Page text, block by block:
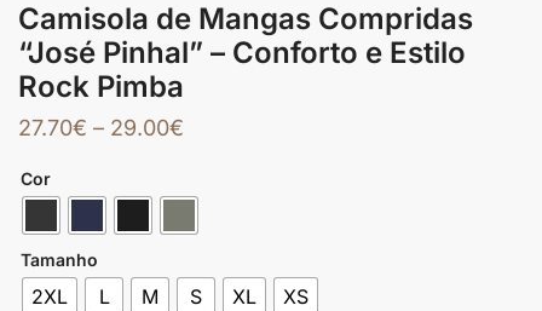
Camisola de Mangas Compridas
“José Pinhal” – Conforto e Estilo
Rock Pimba
27.70€ – 29.00€
Cor
Tamanho
2XL L M S XL XS